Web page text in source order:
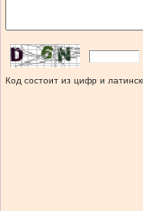
Код состоит из цифр и